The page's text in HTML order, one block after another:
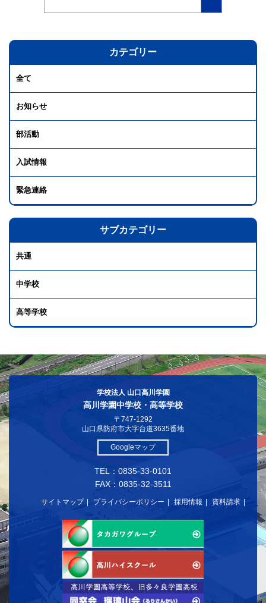
カテゴリー
全て
お知らせ
部活動
入試情報
緊急連絡
サブカテゴリー
共通
中学校
高等学校
学校法人 山口高川学園
高川学園中学校・高等学校
〒747-1292
山口県防府市大字台道3635番地
Googleマップ
TEL：0835-33-0101
FAX：0835-32-3511
サイトマップ プライバシーポリシー 採用情報 資料請求